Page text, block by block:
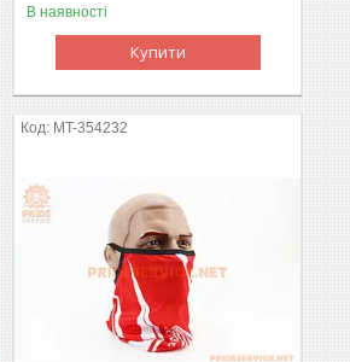
В наявності
Купити
MT-354232